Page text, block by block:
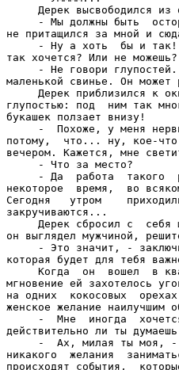
Дерек высвободился из
- Мы должны быть
не притащился за мной и
- Ну а хоть  бы и
так хочется? Или не
- Не говори
маленькой свинье. Он может
Дерек приблизился к
глупостью: под  ним так
букашек ползает внизу!
-  Похоже, у меня
потому,  что... ну, кое-что
вечером. Кажется, мне
     - Что за место?
- Да  работа  такого
некоторое  время,  во
Сегодня   утром
закручиваются...
Дерек сбросил с  себя
он выглядел мужчиной,
- Это значит, -
которая будет для тебя
Когда  он  вошел  в
мгновение ей захотелось
на одних  кокосовых
женское желание наилучшим
-  Мне  иногда
действительно ли ты
-  Ах, милая ты моя,
никакого  желания
происходят события,